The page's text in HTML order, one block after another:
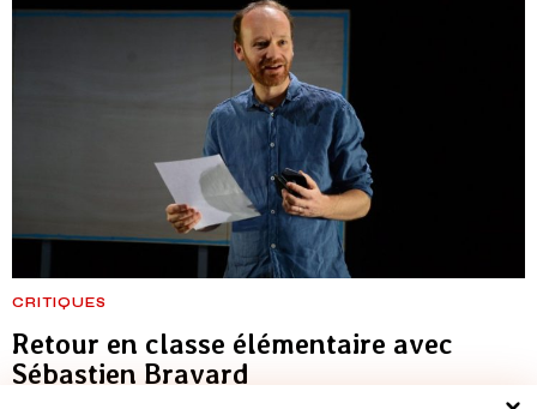
CRITIQUES
Retour en classe élémentaire avec
Sébastien Bravard